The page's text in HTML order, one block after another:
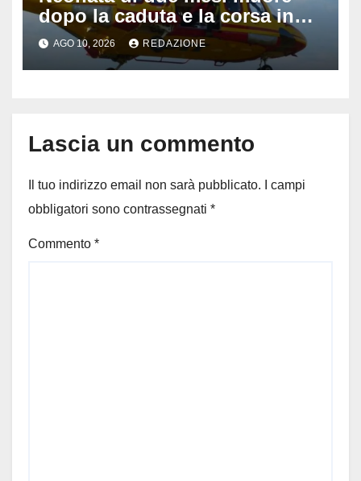
dopo la caduta e la corsa in
ospedale: da Guilmi a Vasto,
poi l’eliambulanza a Pescara
AGO 10, 2026 REDAZIONE
Lascia un commento
Il tuo indirizzo email non sarà pubblicato.
I campi
obbligatori sono contrassegnati *
Commento *